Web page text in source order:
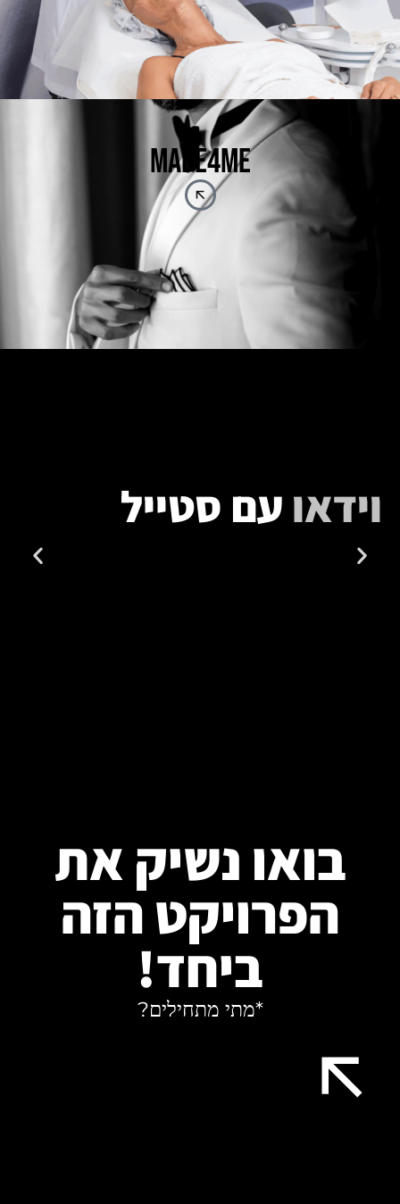
MADE4ME
וידאו עם סטייל
בואו נשיק את
הפרויקט הזה
ביחד!
*מתי מתחילים?